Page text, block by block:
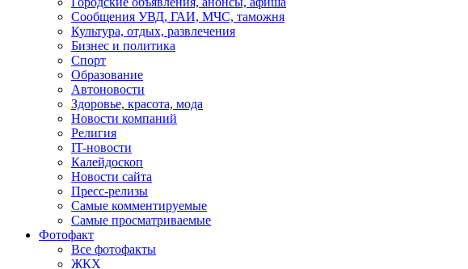
Сообщения УВД, ГАИ, МЧС, таможня
Культура, отдых, развлечения
Бизнес и политика
Спорт
Образование
Автоновости
Здоровье, красота, мода
Новости компаний
Религия
IT-новости
Калейдоскоп
Новости сайта
Пресс-релизы
Самые комментируемые
Самые просматриваемые
Фотофакт
Все фотофакты
ЖКХ